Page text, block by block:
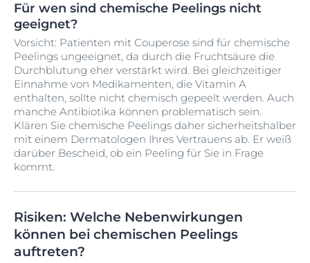
Für wen sind chemische Peelings nicht
geeignet?
Vorsicht: Patienten mit Couperose sind für chemische
Peelings ungeeignet, da durch die Fruchtsäure die
Durchblutung eher verstärkt wird. Bei gleichzeitiger
Einnahme von Medikamenten, die Vitamin A
enthalten, sollte nicht chemisch gepeelt werden. Auch
manche Antibiotika können problematisch sein.
Klären Sie chemische Peelings daher sicherheitshalber
mit einem Dermatologen Ihres Vertrauens ab. Er weiß
darüber Bescheid, ob ein Peeling für Sie in Frage
kommt.
Risiken: Welche Nebenwirkungen
können bei chemischen Peelings
auftreten?